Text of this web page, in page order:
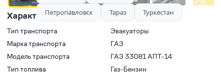
Характеристики
Тип транспорта
Эвакуаторы
Марка транспорта
ГАЗ
Модель транспорта
ГАЗ 33081 АПТ-14
Тип топлива
Газ-Бензин
Петропавловск Тараз Туркестан